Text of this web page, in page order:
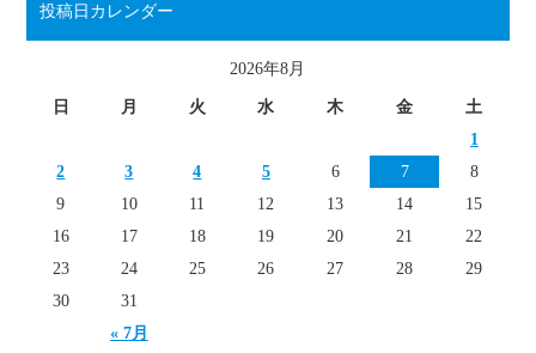
投稿日カレンダー
2026年8月
日 月 火 水 木 金 土
« 7月
1
2
3 4 5 6 7
8
9
10 11 12 13 14
15
16
17 18 19 20 21
22
23
24 25 26 27 28
29
30
31